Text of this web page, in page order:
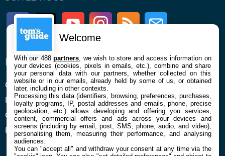
FacebookTwitter Youtube InstagramRSS Newsletter
ENTREPRISE
Qui sommes nous
Mentions légales et CGU
Confidentialité et Cookies
Préférences cookies
À PROPOS
La rédaction
Contact
Welcome
With our 488partners , we wish to store and access information on
your devices (cookies, pixels in emails, etc.), combine and share
your personal data with our partners, whether collected on this
website or in our emails, already held by some of us, or obtained
later, including in other contexts.
Processing this data (identifiers, browsing, preferences, purchases,
loyalty programs, IP, postal addresses and emails, phone, precise
geolocation, etc.) allows developing and offering you services,
content, commercial offers and ads across your devices and
screens (including by email, post, SMS, phone, audio, and video),
personalising them, measuring their performance, and analysing
audiences.
You can "accept all" and withdraw your consent at any time via the